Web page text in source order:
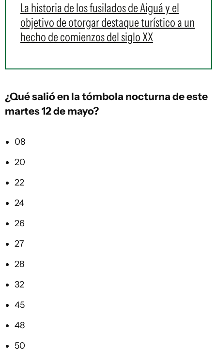
La historia de los fusilados de Aiguá y el
objetivo de otorgar destaque turístico a un
hecho de comienzos del siglo XX
¿Qué salió en latómbola nocturna de este
martes 12 de mayo?
08
20
22
24
26
27
28
32
45
48
50